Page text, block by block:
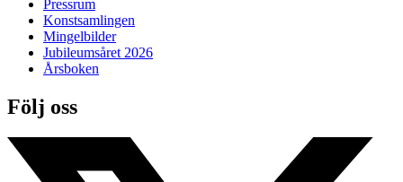
Pressrum
Konstsamlingen
Mingelbilder
Jubileumsåret 2026
Årsboken
Följ oss